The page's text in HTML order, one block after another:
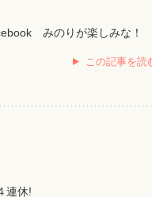
みのりが楽しみな！
この記事を読
連休!